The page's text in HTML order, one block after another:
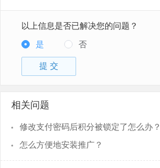
以上信息是否已解决您的问题？
是 否
提 交
相关问题
修改支付密码后积分被锁定了怎么办？
怎么方便地安装推广？